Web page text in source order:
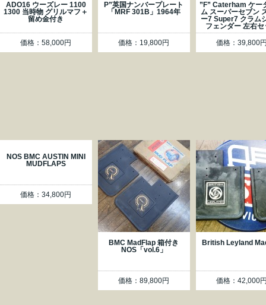
ADO16 ウーズレー 1100
1300 当時物 グリルマフ＋
留め金付き
価格：58,000円
P”英国ナンバープレート
「MRF 301B」1964年
価格：19,800円
”F” Caterham ケー
ム スーパーセブン
ー7 Super7 クラム
フェンダー 左右セ
価格：39,800
NOS BMC AUSTIN MINI
MUDFLAPS
価格：34,800円
BMC MadFlap 箱付き
NOS「vol.6」
価格：89,800円
British Leyland
価格：42,000